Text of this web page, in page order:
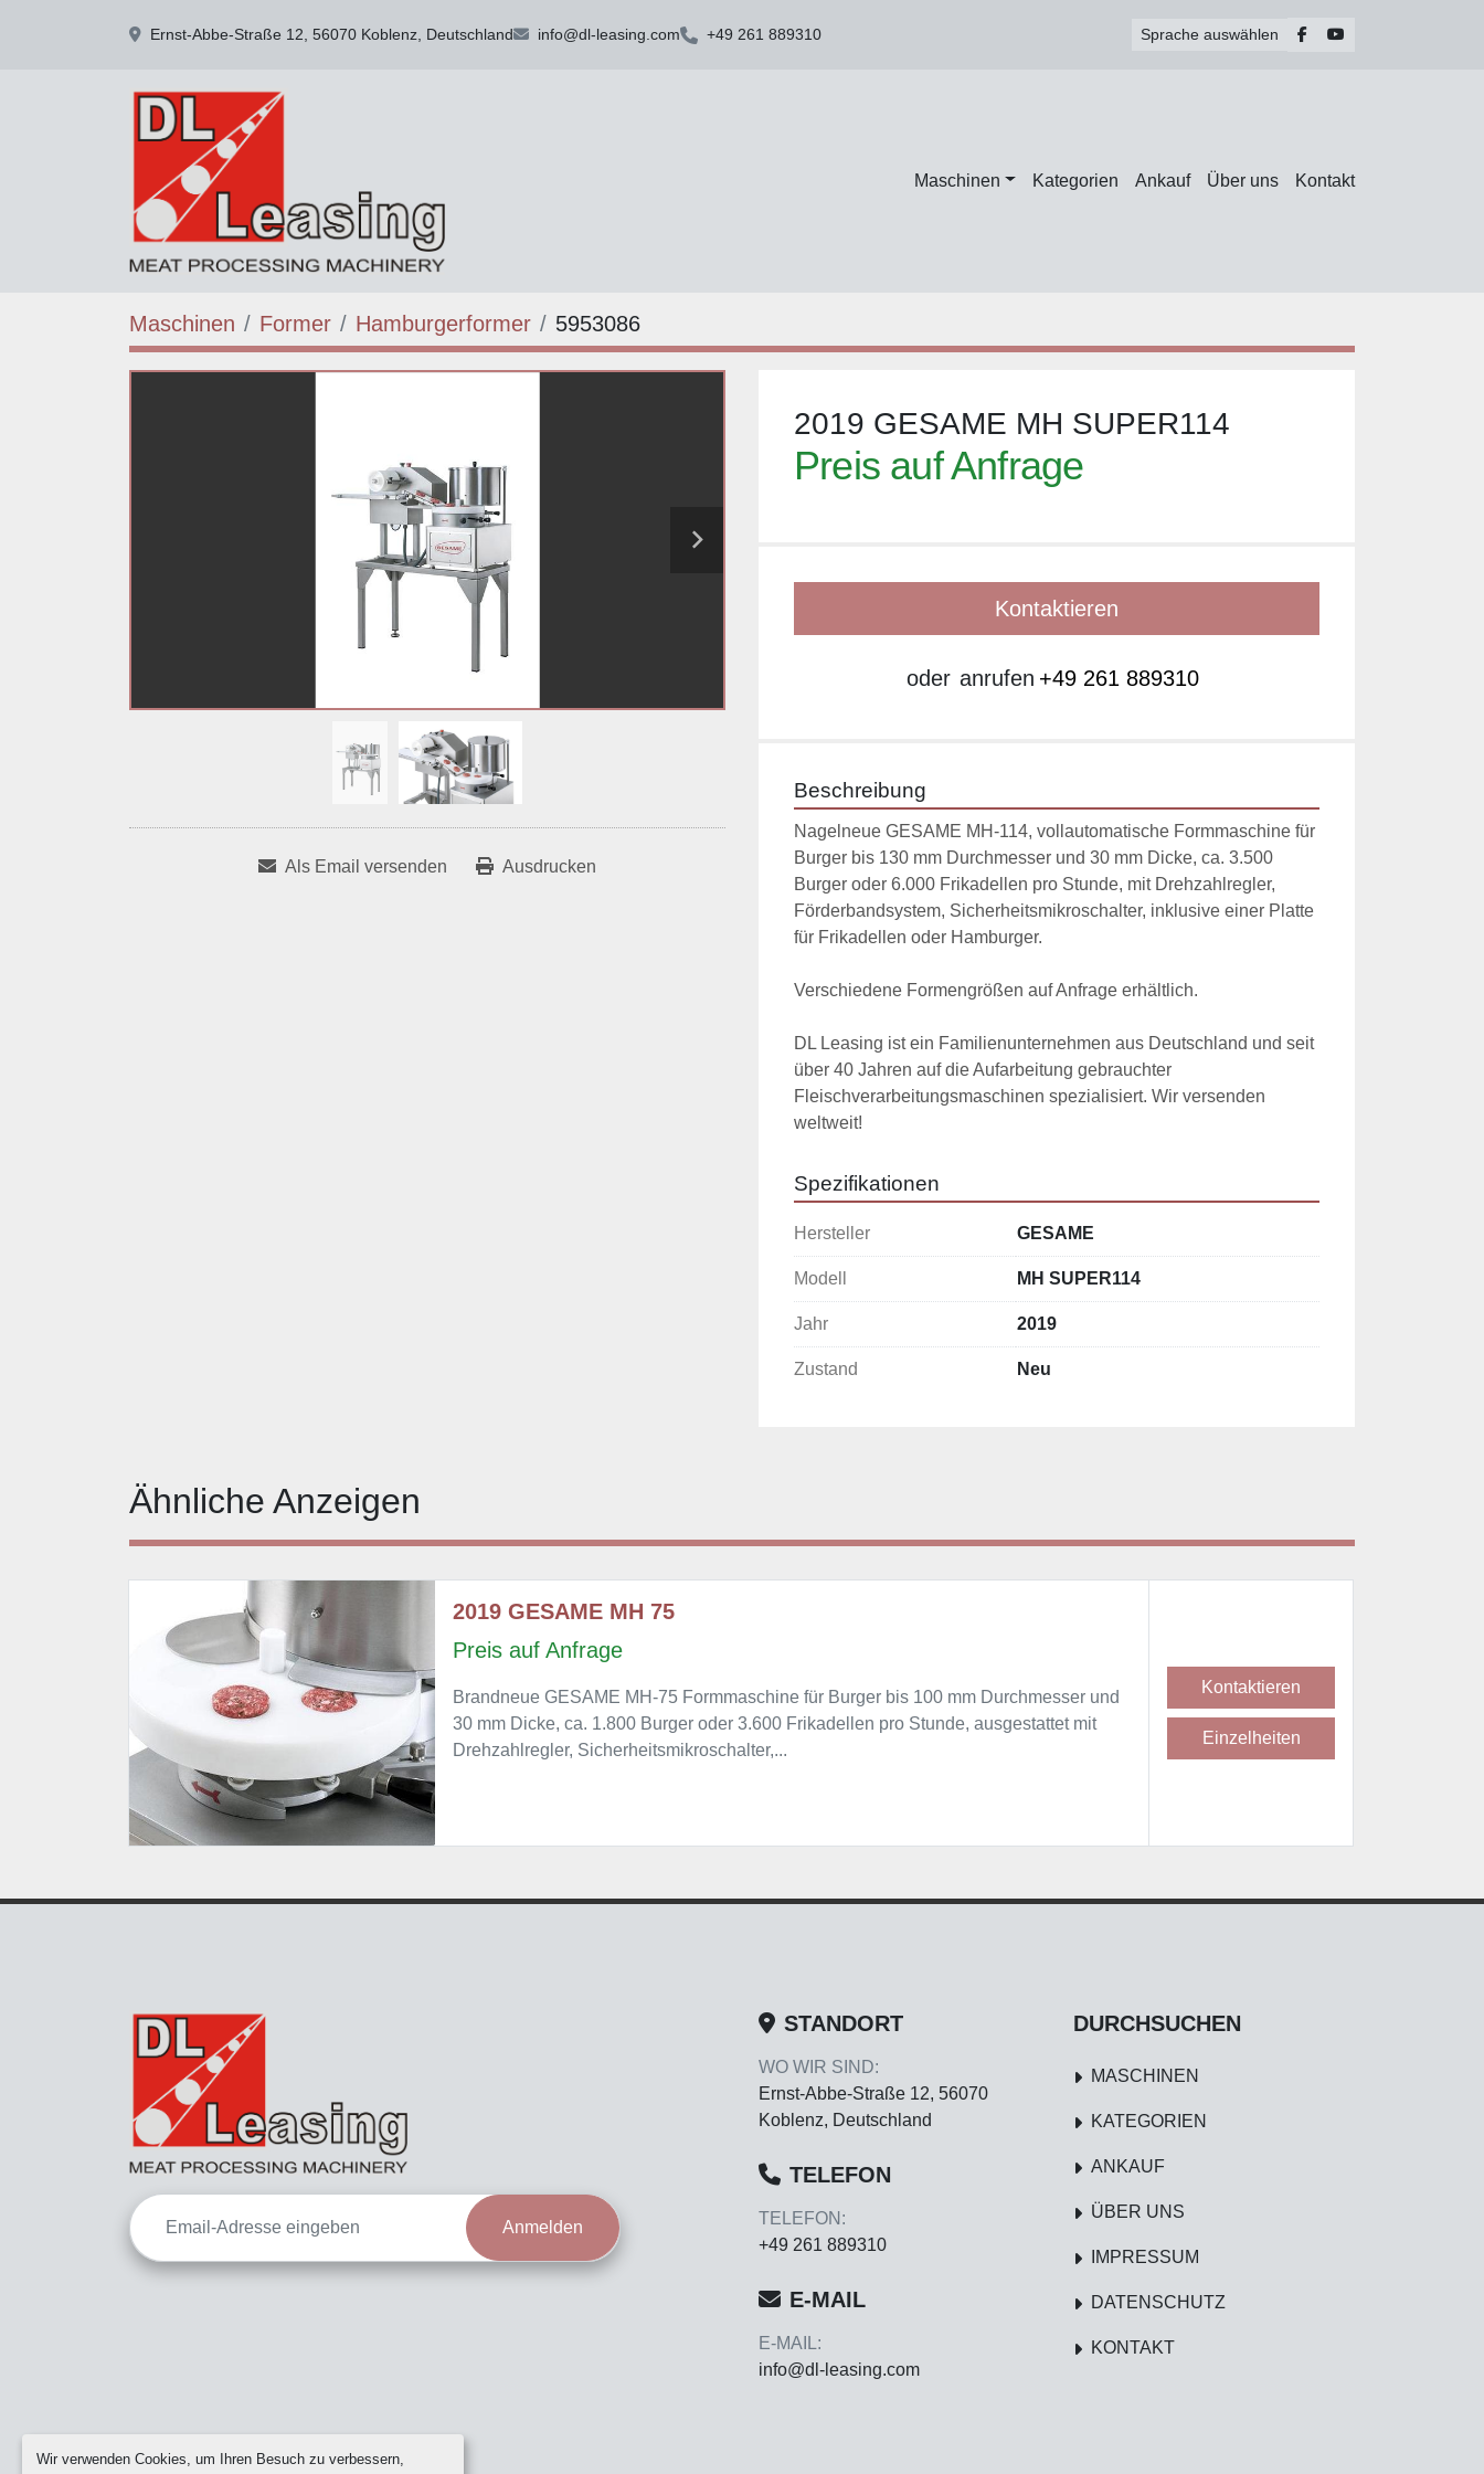
Wir verwenden Cookies, um Ihren Besuch zu verbessern,
Ernst-Abbe-Straße 12, 56070 Koblenz, Deutschland info@dl-leasing.com +49 261 889310 Sprache auswählen facebook
Maschinen Kategorien Ankauf Über uns Kontakt
Maschinen Former Hamburgerformer 5953086
Als Email versenden Ausdrucken
2019 GESAME MH SUPER114
Preis auf Anfrage
Kontaktieren
oder anrufen +49 261 889310
Beschreibung
Nagelneue GESAME MH-114, vollautomatische Formmaschine für
Burger bis 130 mm Durchmesser und 30 mm Dicke, ca. 3.500
Burger oder 6.000 Frikadellen pro Stunde, mit Drehzahlregler,
Förderbandsystem, Sicherheitsmikroschalter, inklusive einer Platte
für Frikadellen oder Hamburger.
Verschiedene Formengrößen auf Anfrage erhältlich.
DL Leasing ist ein Familienunternehmen aus Deutschland und seit
über 40 Jahren auf die Aufarbeitung gebrauchter
Fleischverarbeitungsmaschinen spezialisiert. Wir versenden
weltweit!
Spezifikationen
Hersteller GESAME
Modell MH SUPER114
Jahr 2019
Zustand Neu
Ähnliche Anzeigen
2019 GESAME MH 75
Preis auf Anfrage
Brandneue GESAME MH-75 Formmaschine für Burger bis 100 mm Durchmesser und
30 mm Dicke, ca. 1.800 Burger oder 3.600 Frikadellen pro Stunde, ausgestattet mit
Drehzahlregler, Sicherheitsmikroschalter,...
Kontaktieren
Einzelheiten
Anmelden
STANDORT
WO WIR SIND:
Ernst-Abbe-Straße 12, 56070
Koblenz, Deutschland
TELEFON
TELEFON:
+49 261 889310
E-MAIL
E-MAIL:
info@dl-leasing.com
DURCHSUCHEN
MASCHINEN
KATEGORIEN
ANKAUF
ÜBER UNS
IMPRESSUM
DATENSCHUTZ
KONTAKT